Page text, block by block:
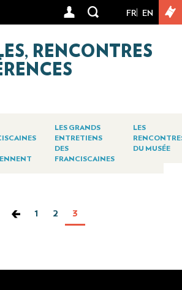
cookies
User
menu
FR EN
RENCONTRES
LES GRANDS
ENTRETIENS
DES
FRANCISCAINES
LES
DU MUSÉE
Page
1 Page
2
Page
courante
3